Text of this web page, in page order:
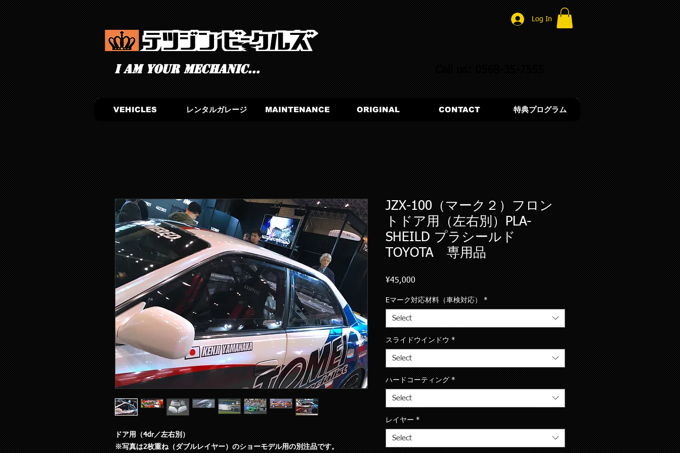
Log In
I am your mechanic...
VEHICLES レンタルガレージ MAINTENANCE ORIGINAL CONTACT 特典プログラム
ドア用（4dr／左右別）
※写真は2枚重ね（ダブルレイヤー）のショーモデル用の別注品です。
JZX-100（マーク２）フロン
トドア用（左右別）PLA-
SHEILD プラシールド
TOYOTA 専用品
¥45,000
Eマーク対応材料（車検対応） *
Select
スライドウインドウ *
Select
ハードコーティング *
Select
レイヤー *
Select